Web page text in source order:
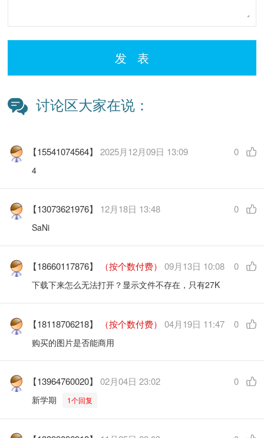
发 表
讨论区大家在说：
【15541074564】2025月12月09日 13:09 0
4
【13073621976】 12月18日 13:48 0
SaNi
【18660117876】 （按个数付费） 09月13日 10:08 0
下载下来怎么无法打开？显示文件不存在，只有27K
【18118706218】 （按个数付费） 04月19日 11:47 0
购买的图片是否能商用
【13964760020】02月04日 23:02 0
新学期 1个回复